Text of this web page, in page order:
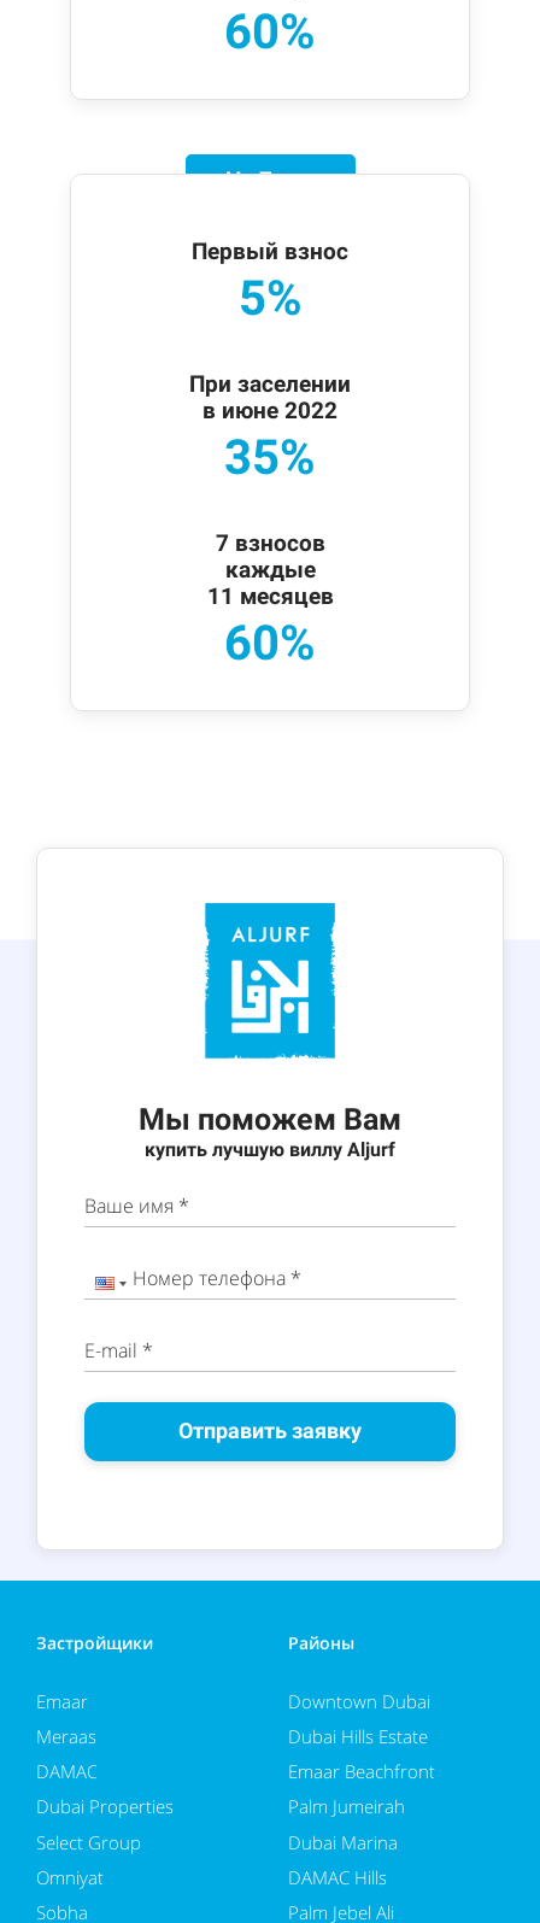
60%
На 7 лет
Первый взнос
5%
При заселении
в июне 2022
35%
7 взносов
каждые
11 месяцев
60%
Мы поможем Вам
купить лучшую виллу Aljurf
Ваше имя *
Номер телефона *
E-mail *
Отправить заявку
Застройщики
Emaar
Meraas
DAMAC
Dubai Properties
Select Group
Omniyat
Sobha
Районы
Downtown Dubai
Dubai Hills Estate
Emaar Beachfront
Palm Jumeirah
Dubai Marina
DAMAC Hills
Palm Jebel Ali